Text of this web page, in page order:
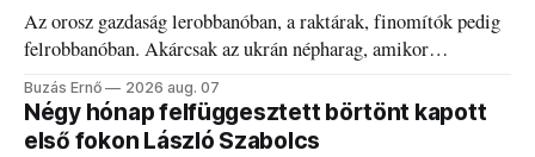
Az orosz gazdaság lerobbanóban, a raktárak, finomítók pedig
felrobbanóban. Akárcsak az ukrán népharag, amikor
elégedetlen vezetőivel.
Buzás Ernő 2026 aug. 07
Négy hónap felfüggesztett börtönt kapott
első fokon László Szabolcs